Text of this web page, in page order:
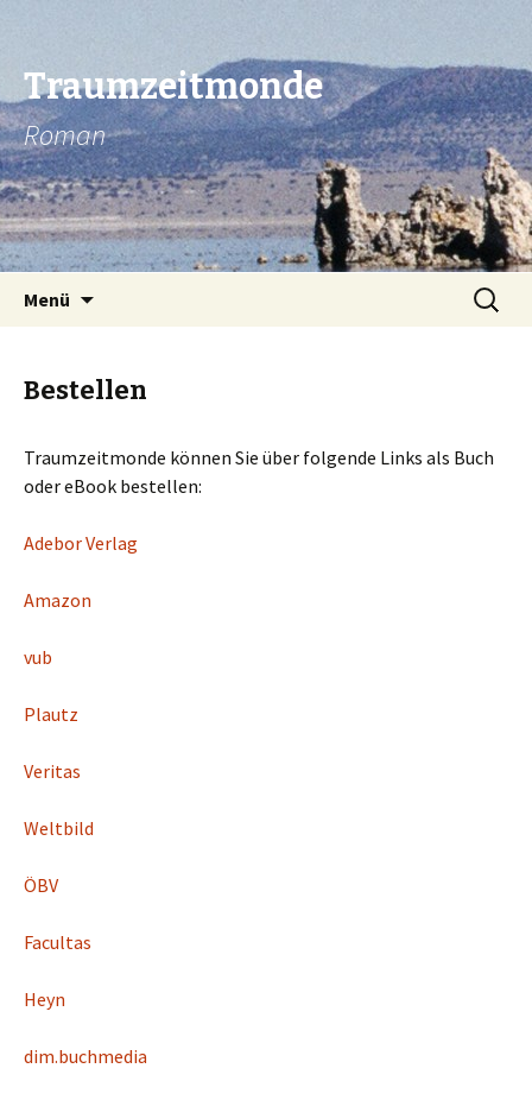
Traumzeitmonde
Roman
Menü
Suche
nach:
Bestellen
Traumzeitmonde können Sie über folgende Links als Buch
oder eBook bestellen:
Adebor Verlag
Amazon
vub
Plautz
Veritas
Weltbild
ÖBV
Facultas
Heyn
dim.buchmedia